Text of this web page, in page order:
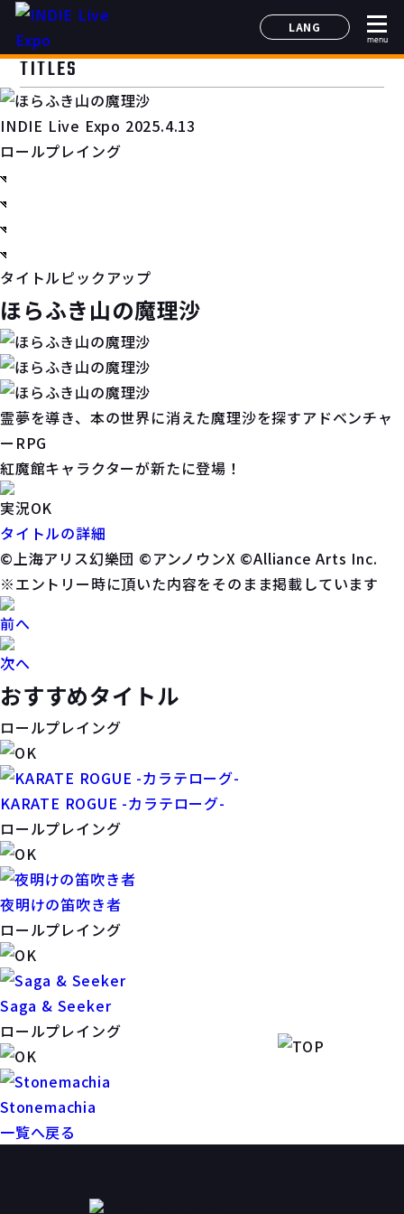
LANG
日本語
menu
TITLES
INDIE Live Expo 2025.4.13
ロールプレイング
タイトルピックアップ
ほらふき山の魔理沙
霊夢を導き、本の世界に消えた魔理沙を探すアドベンチャ
ーRPG
紅魔館キャラクターが新たに登場！
実況OK
タイトルの詳細
©上海アリス幻樂団 ©アンノウンX ©Alliance Arts Inc.
※エントリー時に頂いた内容をそのまま掲載しています
前へ
次へ
おすすめタイトル
ロールプレイング
KARATE ROGUE -カラテローグ-
ロールプレイング
夜明けの笛吹き者
ロールプレイング
Saga & Seeker
ロールプレイング
Stonemachia
一覧へ戻る